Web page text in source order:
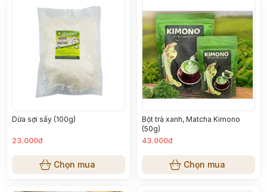
Dừa sợi sấy (100g)
23.000đ
Chọn mua
Bột trà xanh, Matcha Kimono
(50g)
43.000đ
Chọn mua